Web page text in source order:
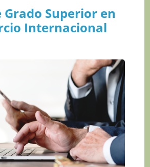
Grado Superior en
Internacional